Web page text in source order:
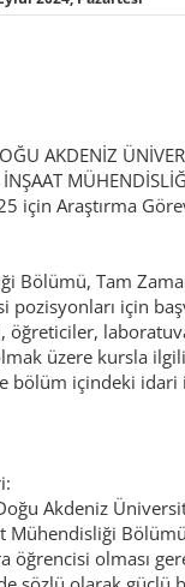
AKDENİZ
İNŞAAT
için Araştırma
Bölümü, Tam
pozisyonları için
öğreticiler,
üzere kursla
bölüm içindeki
Akdeniz
Mühendisliği
öğrencisi olması